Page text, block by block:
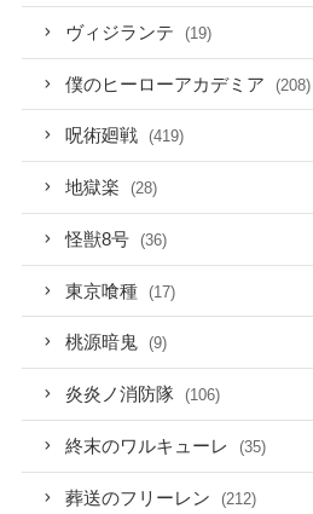
ヴィジランテ (19)
僕のヒーローアカデミア (208)
呪術廻戦 (419)
地獄楽 (28)
怪獣8号 (36)
東京喰種 (17)
桃源暗鬼 (9)
炎炎ノ消防隊 (106)
終末のワルキューレ (35)
葬送のフリーレン (212)